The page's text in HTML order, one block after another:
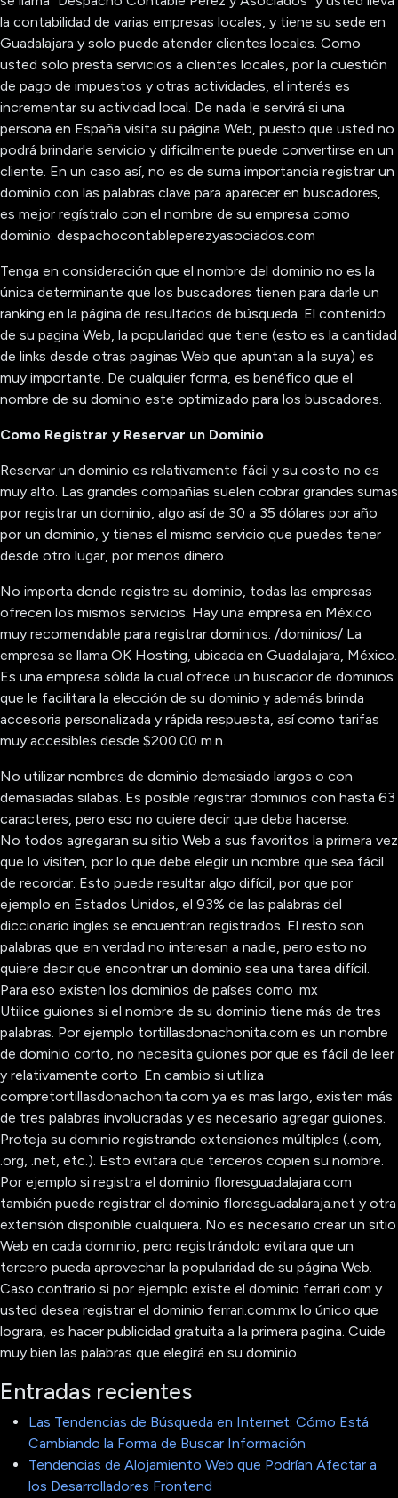
la contabilidad de varias empresas locales, y tiene su sede en
Guadalajara y solo puede atender clientes locales. Como
usted solo presta servicios a clientes locales, por la cuestión
de pago de impuestos y otras actividades, el interés es
incrementar su actividad local. De nada le servirá si una
persona en España visita su página Web, puesto que usted no
podrá brindarle servicio y difícilmente puede convertirse en un
cliente. En un caso así, no es de suma importancia registrar un
dominio con las palabras clave para aparecer en buscadores,
es mejor regístralo con el nombre de su empresa como
dominio: despachocontableperezyasociados.com
Tenga en consideración que el nombre del dominio no es la
única determinante que los buscadores tienen para darle un
ranking en la página de resultados de búsqueda. El contenido
de su pagina Web, la popularidad que tiene (esto es la cantidad
de links desde otras paginas Web que apuntan a la suya) es
muy importante. De cualquier forma, es benéfico que el
nombre de su dominio este optimizado para los buscadores.
Como Registrar y Reservar un Dominio
Reservar un dominio es relativamente fácil y su costo no es
muy alto. Las grandes compañías suelen cobrar grandes sumas
por registrar un dominio, algo así de 30 a 35 dólares por año
por un dominio, y tienes el mismo servicio que puedes tener
desde otro lugar, por menos dinero.
No importa donde registre su dominio, todas las empresas
ofrecen los mismos servicios. Hay una empresa en México
muy recomendable para registrar dominios: /dominios/ La
empresa se llama OK Hosting, ubicada en Guadalajara, México.
Es una empresa sólida la cual ofrece un buscador de dominios
que le facilitara la elección de su dominio y además brinda
accesoria personalizada y rápida respuesta, así como tarifas
muy accesibles desde $200.00 m.n.
No utilizar nombres de dominio demasiado largos o con
demasiadas silabas. Es posible registrar dominios con hasta 63
caracteres, pero eso no quiere decir que deba hacerse.
No todos agregaran su sitio Web a sus favoritos la primera vez
que lo visiten, por lo que debe elegir un nombre que sea fácil
de recordar. Esto puede resultar algo difícil, por que por
ejemplo en Estados Unidos, el 93% de las palabras del
diccionario ingles se encuentran registrados. El resto son
palabras que en verdad no interesan a nadie, pero esto no
quiere decir que encontrar un dominio sea una tarea difícil.
Para eso existen los dominios de países como .mx
Utilice guiones si el nombre de su dominio tiene más de tres
palabras. Por ejemplo tortillasdonachonita.com es un nombre
de dominio corto, no necesita guiones por que es fácil de leer
y relativamente corto. En cambio si utiliza
compretortillasdonachonita.com ya es mas largo, existen más
de tres palabras involucradas y es necesario agregar guiones.
Proteja su dominio registrando extensiones múltiples (.com,
.org, .net, etc.). Esto evitara que terceros copien su nombre.
Por ejemplo si registra el dominio floresguadalajara.com
también puede registrar el dominio floresguadalaraja.net y otra
extensión disponible cualquiera. No es necesario crear un sitio
Web en cada dominio, pero registrándolo evitara que un
tercero pueda aprovechar la popularidad de su página Web.
Caso contrario si por ejemplo existe el dominio ferrari.com y
usted desea registrar el dominio ferrari.com.mx lo único que
lograra, es hacer publicidad gratuita a la primera pagina. Cuide
muy bien las palabras que elegirá en su dominio.
Entradas recientes
Las Tendencias de Búsqueda en Internet: Cómo Está
Cambiando la Forma de Buscar Información
Tendencias de Alojamiento Web que Podrían Afectar a
los Desarrolladores Frontend